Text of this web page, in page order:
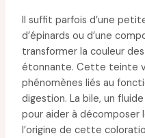
Il suffit parfois d’une
d’épinards ou d’une
transformer la couleur
étonnante. Cette teinte
phénomènes liés au
digestion. La bile, un
pour aider à décomposer
l’origine de cette